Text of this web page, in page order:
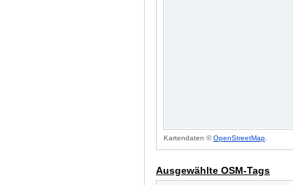
Kartendaten ©OpenStreetMap
Ausgewählte OSM-Tags